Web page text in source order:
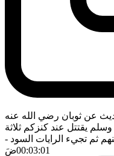
عن ثوبان رضي الله عنه
يقتتل عند كنزكم ثلاثة
ثم تجيء الرايات السود -
00:03:01ضَ